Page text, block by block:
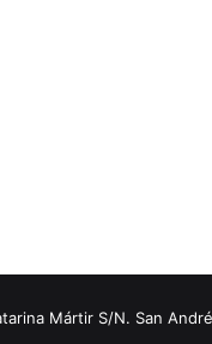
Mártir S/N. San